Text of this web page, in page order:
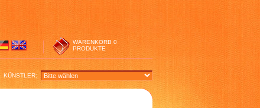
WARENKORB 0
PRODUKTE
KÜNSTLER: